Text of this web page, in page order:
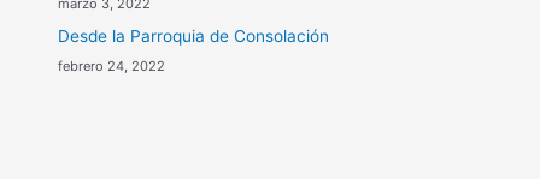
marzo 3, 2022
Desde la Parroquia de Consolación
febrero 24, 2022